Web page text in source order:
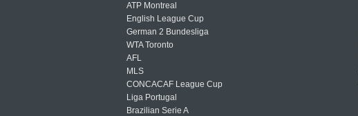
ATP Montreal
English League Cup
German 2 Bundesliga
WTA Toronto
AFL
MLS
CONCACAF League Cup
Liga Portugal
Brazilian Serie A